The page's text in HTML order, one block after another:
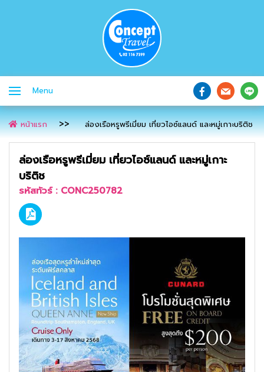
Menu
หน้าแรก ล่องเรือหรูพรีเมี่ยม เที่ยวไอซ์แลนด์ และหมู่เกาะบริติช
ล่องเรือหรูพรีเมี่ยม เที่ยวไอซ์แลนด์ และหมู่เกาะ
บริติช
รหัสทัวร์ : CONC250782